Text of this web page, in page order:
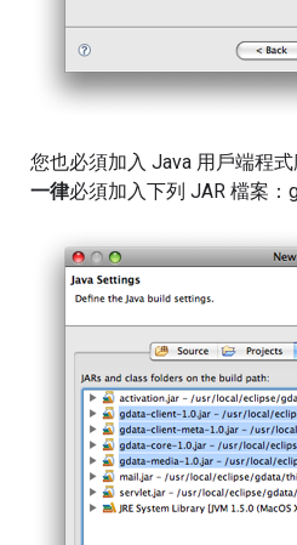
您也必須加入 Java 用戶端程
一律必須加入下列 JAR 檔案：